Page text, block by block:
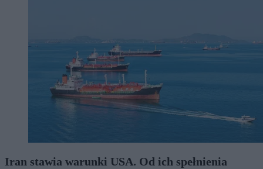
Iran stawia warunki USA. Od ich spełnienia